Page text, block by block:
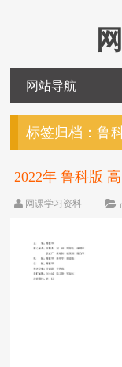
网站导航
标签归档：鲁
2022年 鲁科版
高清
网课学习资料